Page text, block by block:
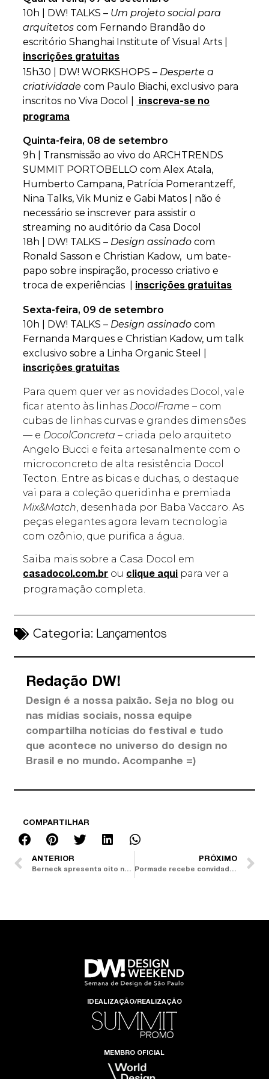
10h | DW! TALKS – Um projeto social para
arquitetoscom Fernando Brandão do
escritório Shanghai Institute of Visual Arts |
inscrições gratuitas
15h30 | DW! WORKSHOPS – Desperte a
criatividade com Paulo Biachi, exclusivo para
inscritos no Viva Docol |
inscreva-se no
programa
Quinta-feira, 08 de setembro
9h | Transmissão ao vivo do ARCHTRENDS
SUMMIT PORTOBELLO com Alex Atala,
Humberto Campana, Patrícia Pomerantzeff,
Nina Talks, Vik Muniz e Gabi Matos | não é
necessário se inscrever para assistir o
streaming no auditório da Casa Docol
18h | DW! TALKS – Design assinado com
Ronald Sasson e Christian Kadow, um bate-
papo sobre inspiração, processo criativo e
troca de experiências | inscrições gratuitas
Sexta-feira, 09 de setembro
10h | DW! TALKS – Design assinadocom
Fernanda Marques e Christian Kadow, um talk
exclusivo sobre a Linha Organic Steel |
inscrições gratuitas
Para quem quer ver as novidades Docol, vale
ficar atento às linhas DocolFrame – com
cubas de linhas curvas e grandes dimensões
— e DocolConcreta – criada pelo arquiteto
Angelo Bucci e feita artesanalmente com o
microconcreto de alta resistência Docol
Tecton. Entre as bicas e duchas, o destaque
vai para a coleção queridinha e premiada
Mix&Match, desenhada por Baba Vaccaro. As
peças elegantes agora levam tecnologia
com ozônio, que purifica a água.
Saiba mais sobre a Casa Docol em
casadocol.com.br ou clique aqui para ver a
programação completa.
Categoria: Lançamentos
Redação DW!
Design é a nossa paixão. Seja no blog ou
nas mídias sociais, nossa equipe
compartilha notícias do festival e tudo
que acontece no universo do design no
Brasil e no mundo. Acompanhe =)
COMPARTILHAR
ANTERIOR
Berneck apresenta oito novos padrões de painéis revestidos
PRÓXIMO
Pormade recebe convidados para o red carpet da 11ª DW! Semana de Design de São Paulo
IDEALIZAÇÃO/REALIZAÇÃO
MEMBRO OFICIAL